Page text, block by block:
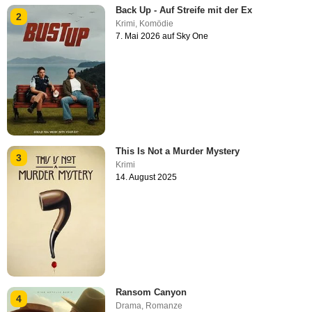
2
Back Up - Auf Streife mit der Ex
Krimi Komödie
7. Mai 2026 auf Sky One
3
This Is Not a Murder Mystery
Krimi
14. August 2025
4
Ransom Canyon
Drama, Romanze